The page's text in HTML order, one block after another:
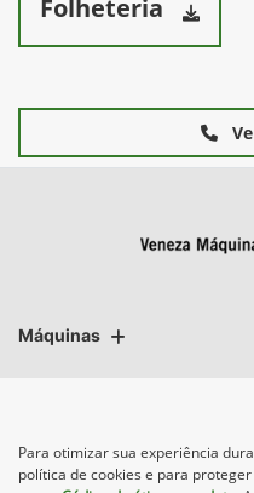
Folheteria
Máquinas
Para otimizar sua experiência
política de cookies e para